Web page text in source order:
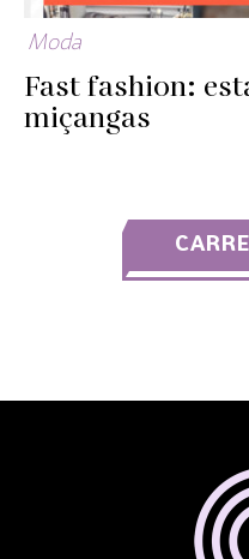
Moda
Fast fashion:
miçangas